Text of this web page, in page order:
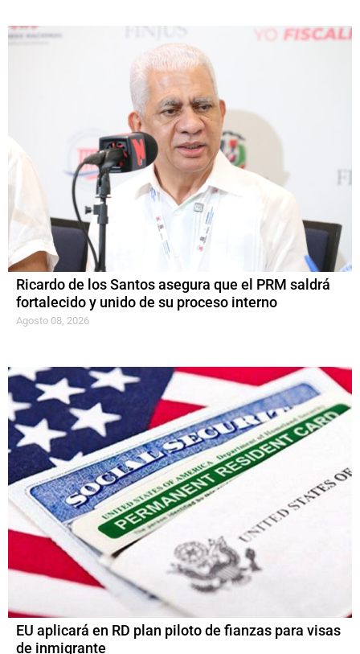
Ricardo de los Santos asegura que el PRM saldrá
fortalecido y unido de su proceso interno
Agosto 08, 2026
EU aplicará en RD plan piloto de fianzas para visas
de inmigrante